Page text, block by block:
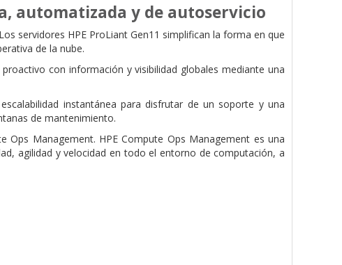
automatizada y de autoservicio
servidores HPE ProLiant Gen11 simplifican la forma en que
de la nube.
con información y visibilidad globales mediante una
instantánea para disfrutar de un soporte y una
de mantenimiento.
Management. HPE Compute Ops Management es una
agilidad y velocidad en todo el entorno de computación, a